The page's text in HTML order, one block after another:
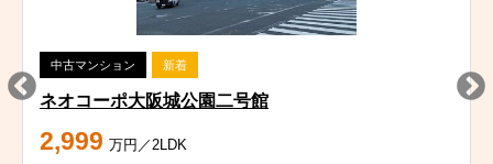
中古マンション 新着
ネオコーポ大阪城公園二号館
2,999 万円／2LDK